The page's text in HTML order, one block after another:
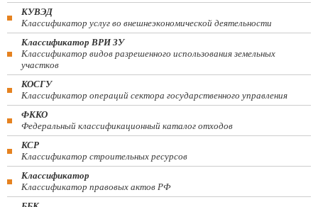
КУВЭД
Классификатор услуг во внешнеэкономической деятельности
Классификатор ВРИ ЗУ
Классификатор видов разрешенного использования земельных
участков
КОСГУ
Классификатор операций сектора государственного управления
ФККО
Федеральный классификационный каталог отходов
КСР
Классификатор строительных ресурсов
Классификатор
Классификатор правовых актов РФ